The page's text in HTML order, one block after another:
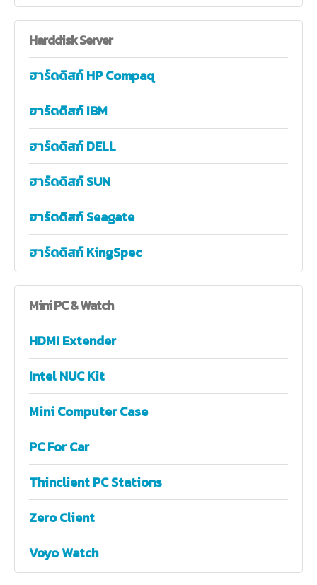
HarddiskServer
ฮาร์ดดิสก์ HP Compaq
ฮาร์ดดิสก์ IBM
ฮาร์ดดิสก์ DELL
ฮาร์ดดิสก์ SUN
ฮาร์ดดิสก์ Seagate
ฮาร์ดดิสก์ KingSpec
MiniPC & Watch
HDMI Extender
Intel NUC Kit
Mini Computer Case
PC For Car
Thinclient PC Stations
Zero Client
Voyo Watch